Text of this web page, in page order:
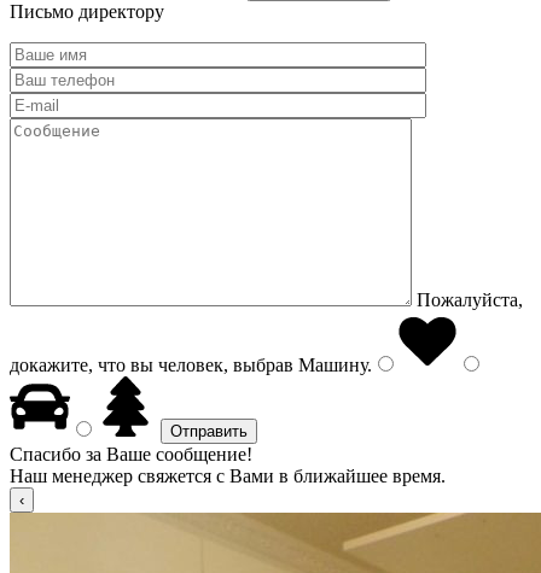
Письмо директору
Пожалуйста,
докажите, что вы человек, выбрав Машину.
Спасибо за Ваше сообщение!
Наш менеджер свяжется с Вами в ближайшее время.